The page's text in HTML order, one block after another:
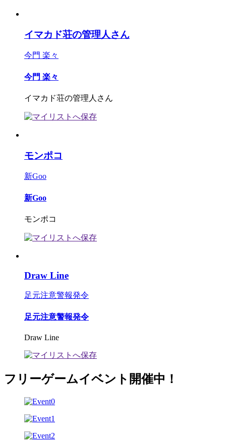
イマカド荘の管理人さん
今門 楽々
今門 楽々
イマカド荘の管理人さん
モンポコ
新Goo
新Goo
モンポコ
Draw Line
足元注意警報発令
足元注意警報発令
Draw Line
フリーゲームイベント開催中！